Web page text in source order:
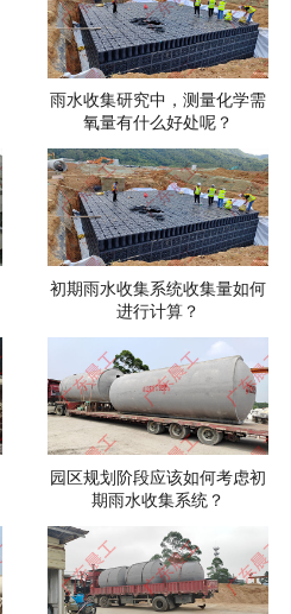
雨水收集研究中，测量化学需
氧量有什么好处呢？
初期雨水收集系统收集量如何
进行计算？
园区规划阶段应该如何考虑初
期雨水收集系统？